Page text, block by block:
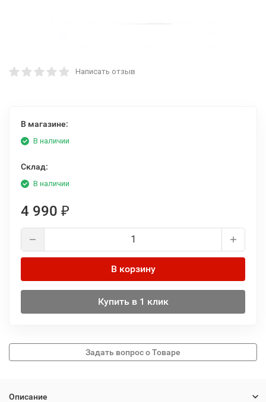
Написать отзыв
В магазине:
В наличии
Склад:
В наличии
4 990 ₽
В корзину
Купить в 1 клик
Описание